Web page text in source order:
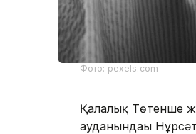
Фото: pexels.com
Қалалық Төтенше
ауданындағы